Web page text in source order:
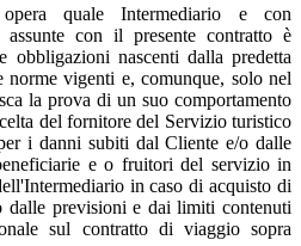
quale Intermediario e con
con il presente contratto è
obbligazioni nascenti dalla predetta
vigenti e, comunque, solo nel
la prova di un suo comportamento
del fornitore del Servizio turistico
i danni subiti dal Cliente e/o dalle
e o fruitori del servizio in
in caso di acquisto di
dalle previsioni e dai limiti contenuti
sul contratto di viaggio sopra